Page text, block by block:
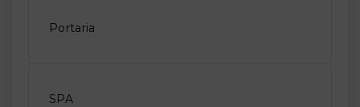
Portaria
SPA